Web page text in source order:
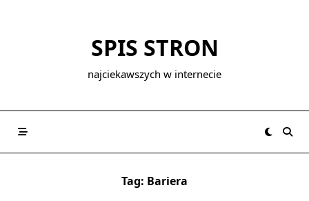
SPIS STRON
najciekawszych w internecie
Tag: Bariera